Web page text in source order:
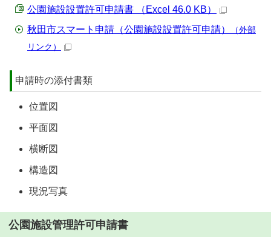
公園施設設置許可申請書 （Excel 46.0 KB）
秋田市スマート申請（公園施設設置許可申請）
（外部
リンク）
申請時の添付書類
位置図
平面図
横断図
構造図
現況写真
公園施設管理許可申請書